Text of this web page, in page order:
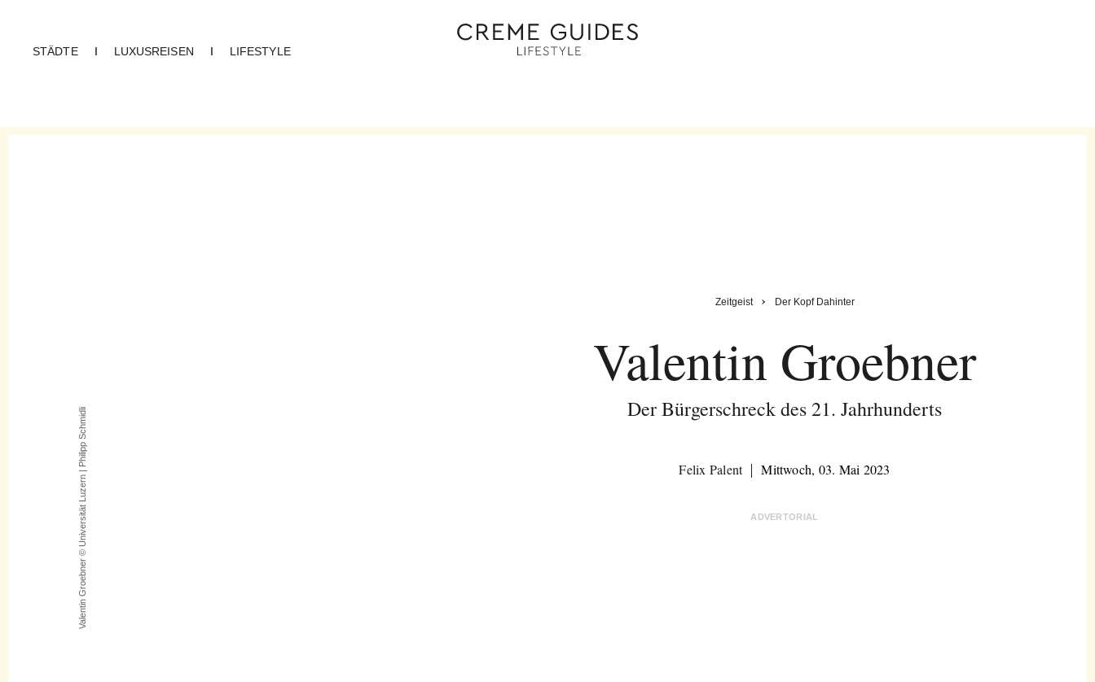
STÄDTE I LUXUSREISEN I LIFESTYLE
Zeitgeist Der Kopf Dahinter
Valentin Groebner
Der Bürgerschreck des 21. Jahrhunderts
Felix Palent Mittwoch, 03. Mai 2023
ADVERTORIAL
Valentin Groebner © Universität Luzern | Philipp Schmidli